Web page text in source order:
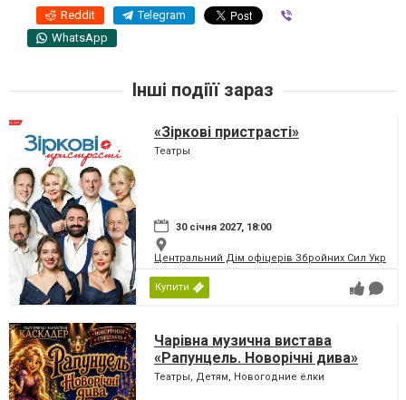
Reddit Telegram
WhatsApp
Інші подіїї зараз
«Зіркові пристрасті»
Театры
30 січня 2027, 18:00
Центральний Дім офіцерів Збройних Сил
Купити
Чарівна музична вистава
«Рапунцель. Новорічні дива»
Театры, Детям, Новогодние ёлки